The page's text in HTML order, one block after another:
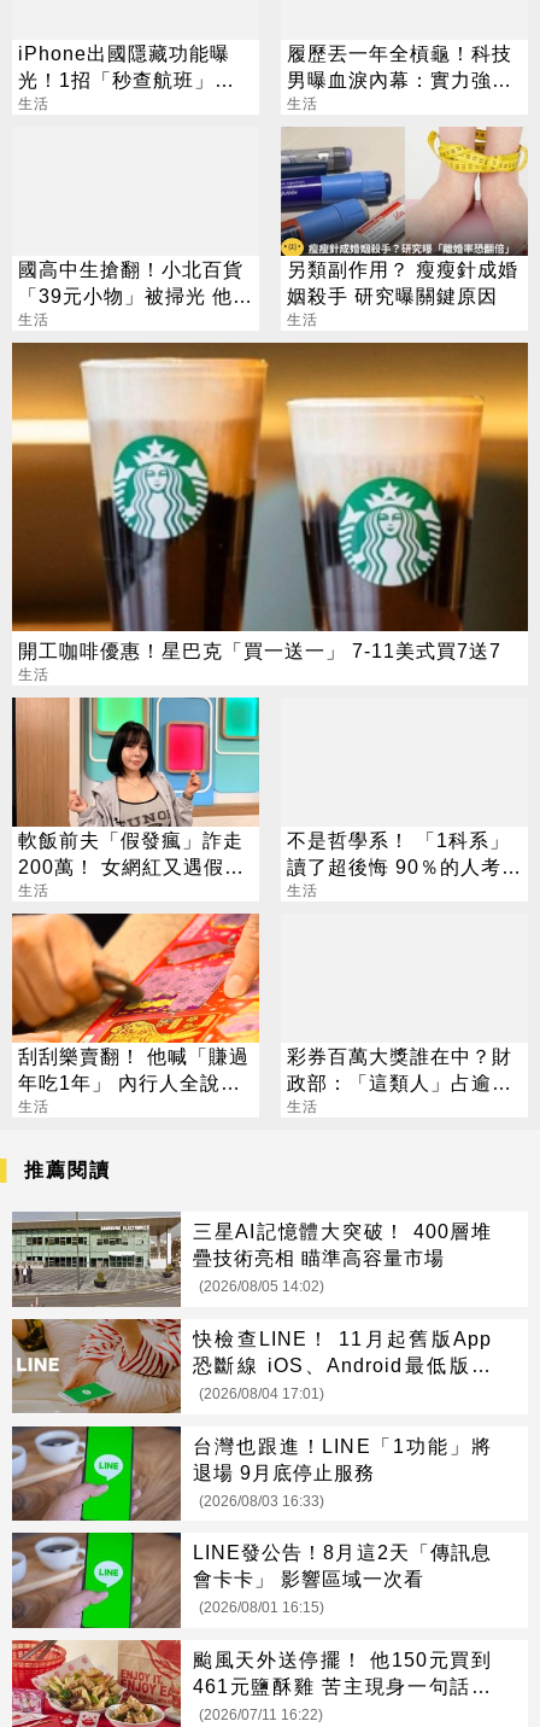
iPhone出國隱藏功能曝
光！1招「秒查航班」萬
人狂讚：超方便
生活
履歷丟一年全槓龜！科技
男曝血淚內幕：實力強也
沒用
生活
國高中生搶翻！小北百貨
「39元小物」被掃光 他跑
3家買不到
生活
另類副作用？ 瘦瘦針成婚
姻殺手 研究曝關鍵原因
生活
開工咖啡優惠！星巴克「買一送一」 7-11美式買7送7
生活
軟飯前夫「假發瘋」詐走
200萬！ 女網紅又遇假富
豪 養套殺噴2千萬
生活
不是哲學系！ 「1科系」
讀了超後悔 90％的人考不
上證照
生活
刮刮樂賣翻！ 他喊「賺過
年吃1年」 內行人全說
了：生存不易
生活
彩券百萬大獎誰在中？財
政部：「這類人」占逾6
成
生活
推薦閱讀
三星AI記憶體大突破！ 400層堆
疊技術亮相 瞄準高容量市場
(2026/08/05 14:02)
快檢查LINE！ 11月起舊版App
恐斷線 iOS、Android最低版本
一次看
(2026/08/04 17:01)
台灣也跟進！LINE「1功能」將
退場 9月底停止服務
(2026/08/03 16:33)
LINE發公告！8月這2天「傳訊息
會卡卡」 影響區域一次看
(2026/08/01 16:15)
颱風天外送停擺！ 他150元買到
461元鹽酥雞 苦主現身一句話全
網笑翻
(2026/07/11 16:22)